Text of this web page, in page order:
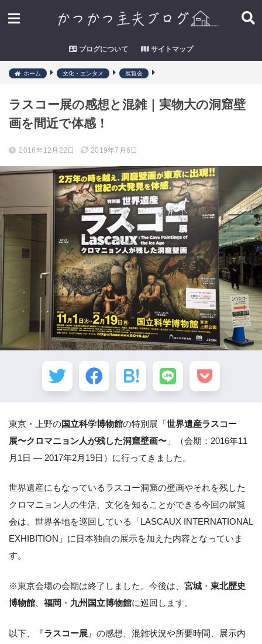
ブログについて サイトマップ
ホーム 文化・エンタメ 展覧会
ラスコー展の感想と混雑｜実物大の洞窟壁
画を間近で体感！
2016年12月22日 2019年7月6日
東京・上野の国立科学博物館の特別展「世界遺産ラスコー
展〜クロマニョン人が残した洞窟壁画〜 」（会期：2016年11
月1日 ― 2017年2月19日）に行ってきました。
世界遺産にもなっているラスコー洞窟の壁画やそれを残した
クロマニョン人の生活、文化を知ることができる今回の展覧
会は、世界各地を巡回している「LASCAUX INTERNATIONAL
EXHIBITION」に日本独自の展示を加えた内容となっていま
す。
※東京会場の会期は終了しました。今後は、 宮城 ・ 東北歴史
博物館
福岡 ・ 九州国立博物館に巡回します。
以下、『ラスコー展 』の感想、混雑状況や所要時間、展示内